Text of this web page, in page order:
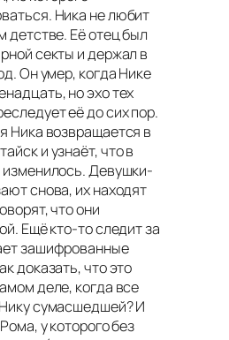
Ника не любит
детстве. Её отец был
секты и держал в
Он умер, когда Нике
но эхо тех
её до сих пор.
Ника возвращается в
и узнаёт, что в
изменилось. Девушки-
снова, их находят
что они
Ещё кто-то следит за
зашифрованные
доказать, что это
деле, когда все
сумасшедшей? И
у которого без